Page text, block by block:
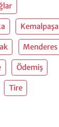
Kemalpaşa
Menderes
Ödemiş
Tire